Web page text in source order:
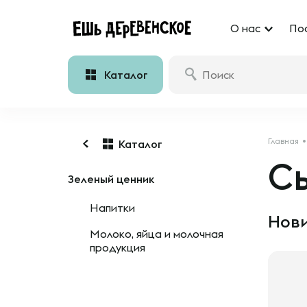
О нас
Каталог
Каталог
Зеленый ценник
Напитки
Молоко, яйца и молочная
продукция
Главная